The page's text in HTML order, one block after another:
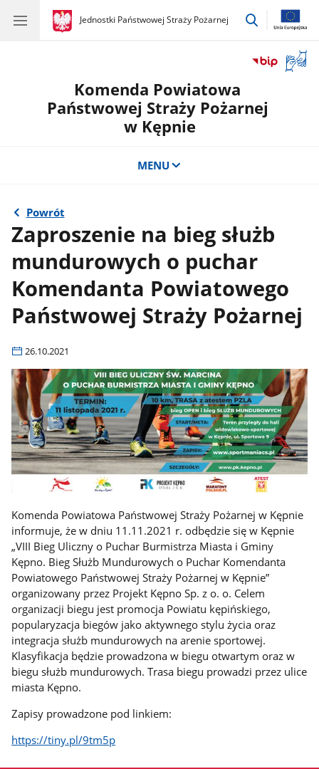
gov.pl
Jednostki Państwowej Straży Pożarnej
gov.pl
Jednostki
przejdź
okno
Komenda Powiatowa
Państwowej Straży Pożarnej
w Kępnie
MENU
Powrót
Zaproszenie na bieg służb
mundurowych o puchar
Komendanta Powiatowego
Państwowej Straży Pożarnej
26.10.2021
Komenda Powiatowa Państwowej Straży Pożarnej w Kępnie
informuje, że w dniu 11.11.2021 r. odbędzie się w Kępnie
„VIII Bieg Uliczny o Puchar Burmistrza Miasta i Gminy
Kępno. Bieg Służb Mundurowych o Puchar Komendanta
Powiatowego Państwowej Straży Pożarnej w Kępnie”
organizowany przez Projekt Kępno Sp. z o. o. Celem
organizacji biegu jest promocja Powiatu kępińskiego,
popularyzacja biegów jako aktywnego stylu życia oraz
integracja służb mundurowych na arenie sportowej.
Klasyfikacja będzie prowadzona w biegu otwartym oraz w
biegu służb mundurowych. Trasa biegu prowadzi przez ulice
miasta Kępno.
Zapisy prowadzone pod linkiem:
https://tiny.pl/9tm5p